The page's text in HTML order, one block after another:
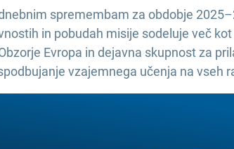
spremembam za obdobje
in pobudah misije sodeluje več
Evropa in dejavna skupnost za
vzajemnega učenja na vseh